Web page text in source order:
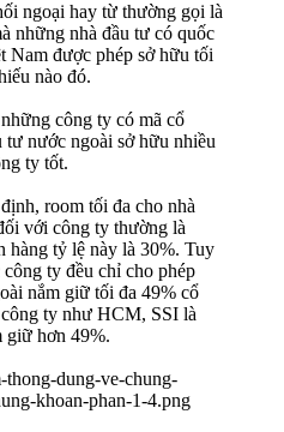
ngoại hay từ thường gọi là
những nhà đầu tư có quốc
Nam được phép sở hữu tối
nào đó.
công ty có mã cổ
tư nước ngoài sở hữu nhiều
ty tốt.
room tối đa cho nhà
với công ty thường là
hàng tỷ lệ này là 30%. Tuy
ty đều chỉ cho phép
nắm giữ tối đa 49% cổ
ty như HCM, SSI là
giữ hơn 49%.